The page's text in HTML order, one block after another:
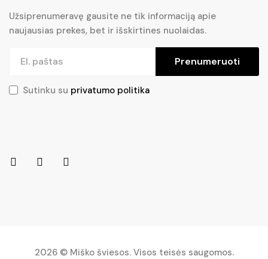
Užsiprenumeravę gausite ne tik informaciją apie
naujausias prekes, bet ir išskirtines nuolaidas.
Prenumeruoti
Sutinku su privatumo politika
2026 © Miško šviesos. Visos teisės saugomos.